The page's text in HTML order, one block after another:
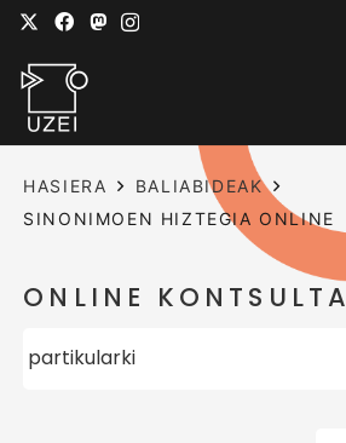
HASIERA
BALIABIDEAK
SINONIMOEN HIZTEGIA ONLINE
ONLINE KONTSULTA